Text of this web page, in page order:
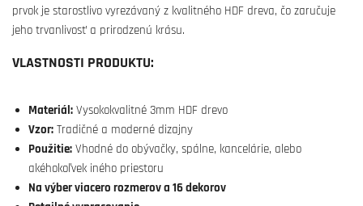
prvok je starostlivo vyrezávaný z kvalitného HDF dreva, čo zaručuje
jeho trvanlivosť a prirodzenú krásu.
VLASTNOSTI PRODUKTU:
Materiál: Vysokokvalitné 3mm HDF drevo
Vzor: Tradičné a moderné dizajny
Použitie: Vhodné do obývačky, spálne, kancelárie, alebo
akéhokoľvek iného priestoru
Na výber viacero rozmerov a 16 dekorov